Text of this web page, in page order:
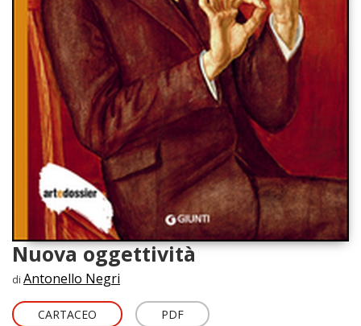
Nuova oggettività
di Antonello Negri
CARTACEO PDF